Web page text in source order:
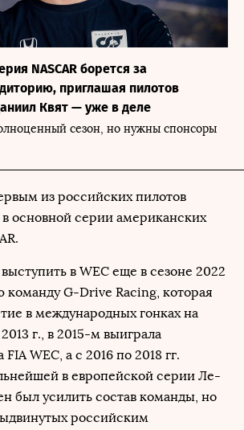
NASCAR борется за
приглашая пилотов
Квят — уже в деле
сезон, но нужны спонсоры
из российских пилотов
в основной серии американских
в WEC еще в сезоне 2022
команду G-Drive Racing, которая
в международных гонках на
г., в 2015-м выиграла
WEC, а с 2016 по 2018 гг.
в европейской серии Ле-
был усилить состав команды, но
российским